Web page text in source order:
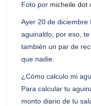
Foto por micheile dot
Ayer 20 de diciembre
aguinaldo, por eso,
también un par de
que nadie.
¿Cómo calculo mi
Para calcular tu
monto diario de tu